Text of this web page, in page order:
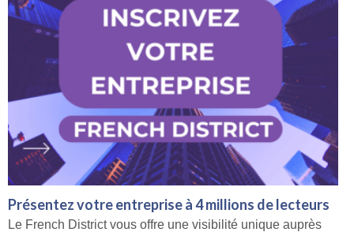
Présentez votre entreprise à 4 millions de lecteurs
Le French District vous offre une visibilité unique auprès